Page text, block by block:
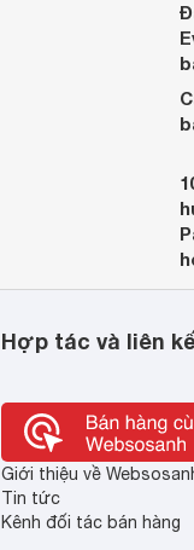
Hợp tác và liên
Giới thiệu về
Tin tức
Kênh đối tác bán hàng